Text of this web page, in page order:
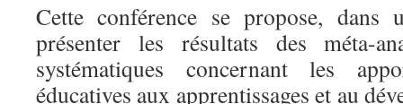
Cette conférence se propose, dans
présenter les résultats des méta-
systématiques concernant les
éducatives aux apprentissages et au